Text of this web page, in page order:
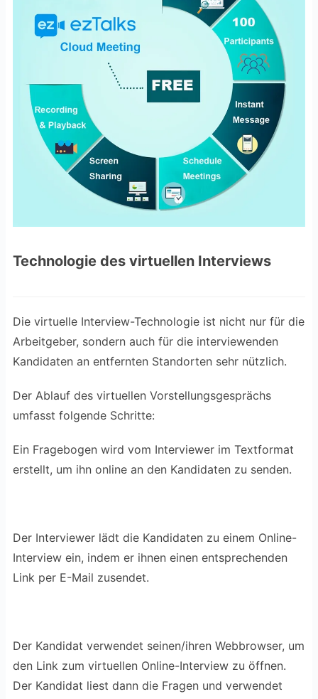
Technologie des virtuellen Interviews
Die virtuelle Interview-Technologie ist nicht nur für die
Arbeitgeber, sondern auch für die interviewenden
Kandidaten an entfernten Standorten sehr nützlich.
Der Ablauf des virtuellen Vorstellungsgesprächs
umfasst folgende Schritte:
Ein Fragebogen wird vom Interviewer im Textformat
erstellt, um ihn online an den Kandidaten zu senden.
Der Interviewer lädt die Kandidaten zu einem Online-
Interview ein, indem er ihnen einen entsprechenden
Link per E-Mail zusendet.
Der Kandidat verwendet seinen/ihren Webbrowser, um
den Link zum virtuellen Online-Interview zu öffnen.
Der Kandidat liest dann die Fragen und verwendet